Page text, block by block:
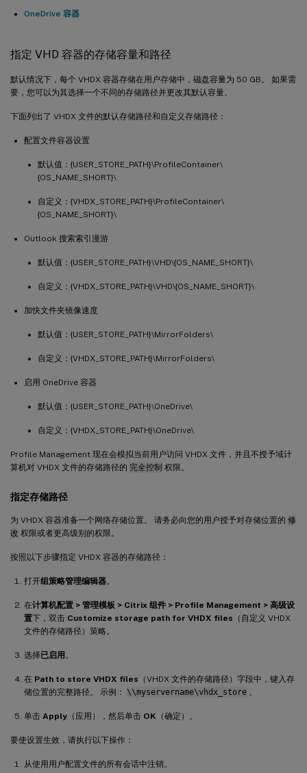
OneDrive 容器
指定 VHD 容器的存储容量和路径
默认情况下，每个 VHDX 容器存储在用户存储中，磁盘容量为 50 GB。 如果需
要，您可以为其选择一个不同的存储路径并更改其默认容量。
下面列出了 VHDX 文件的默认存储路径和自定义存储路径：
配置文件容器设置
默认值：{USER_STORE_PATH}\ProfileContainer\
{OS_NAME_SHORT}\
自定义：{VHDX_STORE_PATH}\ProfileContainer\
{OS_NAME_SHORT}\
Outlook 搜索索引漫游
默认值：{USER_STORE_PATH}\VHD\{OS_NAME_SHORT}\
自定义：{VHDX_STORE_PATH}\VHD\{OS_NAME_SHORT}\
加快文件夹镜像速度
默认值：{USER_STORE_PATH}\MirrorFolders\
自定义：{VHDX_STORE_PATH}\MirrorFolders\
启用 OneDrive 容器
默认值：{USER_STORE_PATH}\OneDrive\
自定义：{VHDX_STORE_PATH}\OneDrive\
Profile Management 现在会模拟当前用户访问 VHDX 文件，并且不授予域计
算机对 VHDX 文件的存储路径的 完全控制 权限。
指定存储路径
为 VHDX 容器准备一个网络存储位置。 请务必向您的用户授予对存储位置的 修
改 权限或者更高级别的权限。
按照以下步骤指定 VHDX 容器的存储路径：
打开组策略管理编辑器。
在计算机配置 > 管理模板 > Citrix 组件 > Profile Management > 高级设
置下，双击 Customize storage path for VHDX files （自定义 VHDX
文件的存储路径）策略。
选择已启用 。
在 Path to store VHDX files （VHDX 文件的存储路径）字段中，键入存
储位置的完整路径。 示例：
\\myservername\vhdx_store 。
单击 Apply （应用），然后单击 OK （确定）。
要使设置生效，请执行以下操作：
从使用用户配置文件的所有会话中注销。